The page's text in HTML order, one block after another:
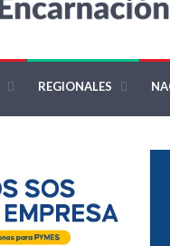
REGIONALES